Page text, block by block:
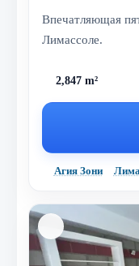
Впечатляющая
Лимассоле.
2,847 m²
Агия Зони